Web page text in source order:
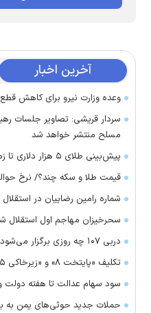
آخرین اخبار
وعده وزارت نیرو برای کاهش
سردار قریشی: تصاویر جلسات
مسلح منتشر خواهد شد
پیش‌بینی طلای ۵ هزار دلاری تا زمستان ۲۰۲۶
قیمت طلا و سکه چند؟/ نرخ
شماره رامین رضاییان در
سحرخیزان مهاجم اول استقلال
دربی ۱۰۷ چه روزی برگزار می‌شود؟
تکلیف «پایتخت ۸» و «زیرخاکی ۵» مشخص شد
سود سهام عدالت تا هفته دولت
حملات جدید حوثی‌های یمن به